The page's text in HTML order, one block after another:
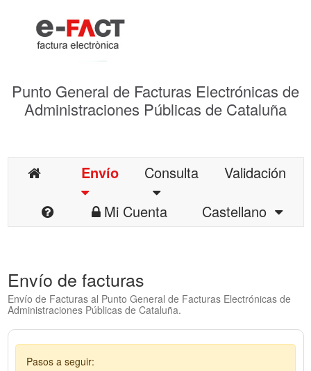
Punto General de Facturas Electrónicas de
Administraciones Públicas de Cataluña
Envío Consulta
Validación
Mi Cuenta
Castellano
Envío de facturas
Envío de Facturas al Punto General de Facturas Electrónicas de
Administraciones Públicas de Cataluña.
Pasos a seguir: